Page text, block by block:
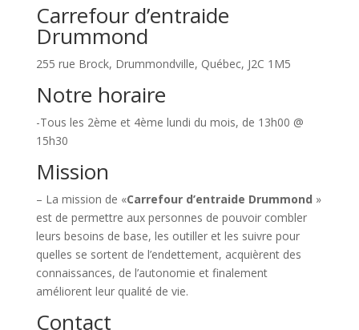
Carrefour d’entraide
Drummond
255 rue Brock, Drummondville, Québec, J2C 1M5
Notre horaire
-Tous les 2ème et 4ème lundi du mois, de 13h00 @
15h30
Mission
– La mission de «Carrefour d’entraide Drummond »
est de permettre aux personnes de pouvoir combler
leurs besoins de base, les outiller et les suivre pour
quelles se sortent de l’endettement, acquièrent des
connaissances, de l’autonomie et finalement
améliorent leur qualité de vie.
Contact